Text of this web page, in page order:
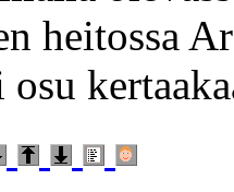
heitossa